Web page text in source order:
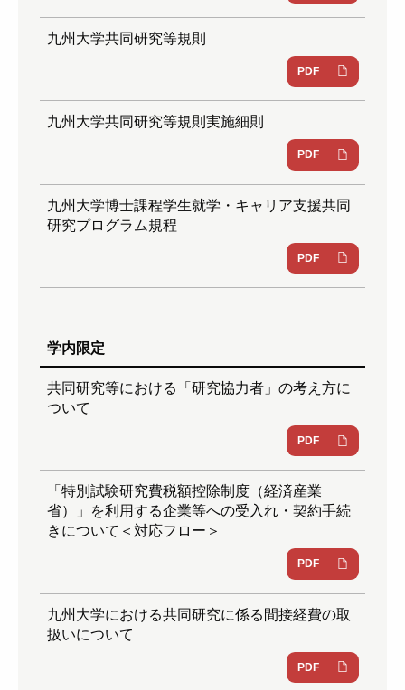
九州大学共同研究等規則
PDF
九州大学共同研究等規則実施細則
PDF
九州大学博士課程学生就学・キャリア支援共同
研究プログラム規程
PDF
学内限定
共同研究等における「研究協力者」の考え方に
ついて
PDF
「特別試験研究費税額控除制度（経済産業
省）」を利用する企業等への受入れ・契約手続
きについて＜対応フロー＞
PDF
九州大学における共同研究に係る間接経費の取
扱いについて
PDF